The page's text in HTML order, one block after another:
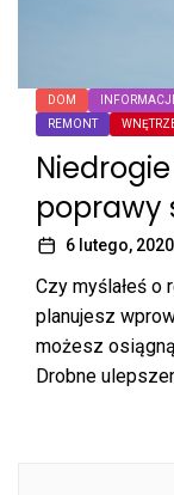
DOM
REMONT
poprawy
6 lutego, 2020
Czy myślałeś o
planujesz
możesz
Drobne